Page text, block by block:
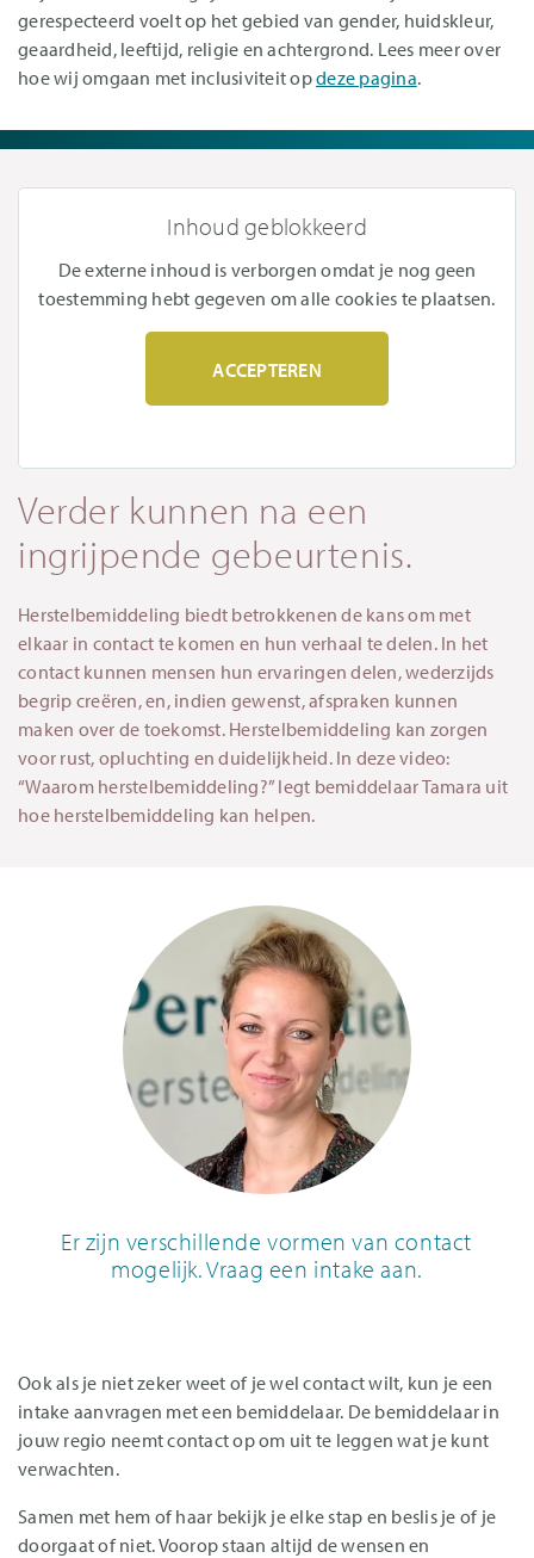
gerespecteerd voelt op het gebied van gender, huidskleur,
geaardheid, leeftijd, religie en achtergrond. Lees meer over
hoe wij omgaan met inclusiviteit opdeze pagina.
Inhoud geblokkeerd
De externe inhoud is verborgen omdat je nog geen
toestemming hebt gegeven om alle cookies te plaatsen.
ACCEPTEREN
Verder kunnen na een
ingrijpende gebeurtenis.
Herstelbemiddeling biedt betrokkenen de kans om met
elkaar in contact te komen en hun verhaal te delen. In het
contact kunnen mensen hun ervaringen delen, wederzijds
begrip creëren, en, indien gewenst, afspraken kunnen
maken over de toekomst. Herstelbemiddeling kan zorgen
voor rust, opluchting en duidelijkheid. In deze video:
“Waarom herstelbemiddeling?” legt bemiddelaar Tamara uit
hoe herstelbemiddeling kan helpen.
Er zijn verschillende vormen van contact
mogelijk. Vraag een intake aan.
Ook als je niet zeker weet of je wel contact wilt, kun je een
intake aanvragen met een bemiddelaar. De bemiddelaar in
jouw regio neemt contact op om uit te leggen wat je kunt
verwachten.
Samen met hem of haar bekijk je elke stap en beslis je of je
doorgaat of niet. Voorop staan altijd de wensen en